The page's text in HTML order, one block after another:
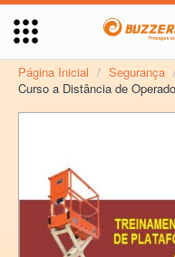
Página Inicial / Segurança
Curso a Distância de